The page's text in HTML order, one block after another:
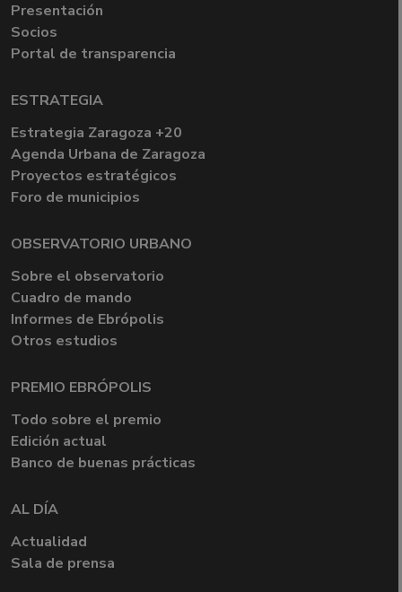
Presentación
Socios
Portal de transparencia
ESTRATEGIA
Estrategia Zaragoza +20
Agenda Urbana de Zaragoza
Proyectos estratégicos
Foro de municipios
OBSERVATORIO URBANO
Sobre el observatorio
Cuadro de mando
Informes de Ebrópolis
Otros estudios
PREMIO EBRÓPOLIS
Todo sobre el premio
Edición actual
Banco de buenas prácticas
AL DÍA
Actualidad
Sala de prensa